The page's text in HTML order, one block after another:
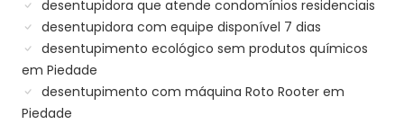
desentupidora que atende condomínios residenciais
desentupidora com equipe disponível 7 dias
desentupimento ecológico sem produtos químicos
em Piedade
desentupimento com máquina Roto Rooter em
Piedade